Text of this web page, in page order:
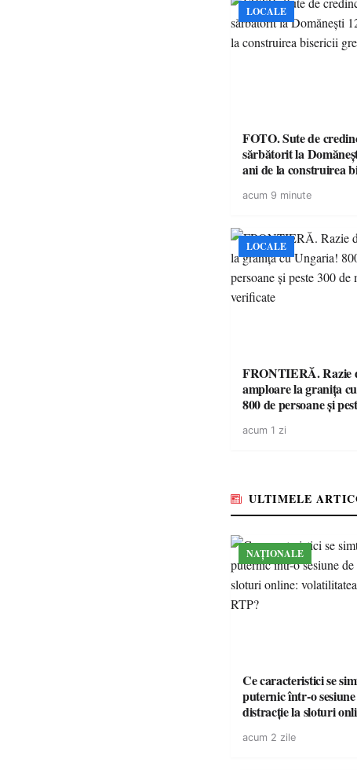
LOCALE
FOTO. Sute de
sărbătorit la
ani de la construirea
acum 9 minute
LOCALE
FRONTIERĂ. Razie
amploare la granița
800 de persoane și
acum 1 zi
ULTIMELE
NAȚIONALE
Ce caracteristici se
puternic într-o
distracție la sloturi
acum 2 zile